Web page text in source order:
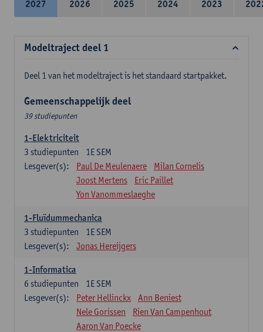
2027
2026
2025
2024
2023
Modeltraject deel 1
Deel 1 van het modeltraject is het standaard startpakket.
Gemeenschappelijk deel
39 studiepunten
1-Elektriciteit
1E SEM
3 studiepunten
Lesgever(s):
Paul De Meulenaere
Milan Cornelis
Joost Mertens
Eric Paillet
Yon Vanommeslaeghe
1-Fluïdummechanica
1E SEM
3 studiepunten
Lesgever(s):
Jonas Hereijgers
1-Informatica
1E SEM
6 studiepunten
Lesgever(s):
Peter Hellinckx
Ann Beniest
Nele Gorissen
Rien Van Campenhout
Aaron Van Poecke